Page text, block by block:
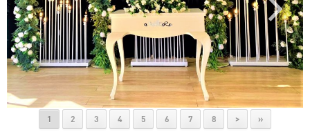
1 2 3 4 5 6 7 8 > »